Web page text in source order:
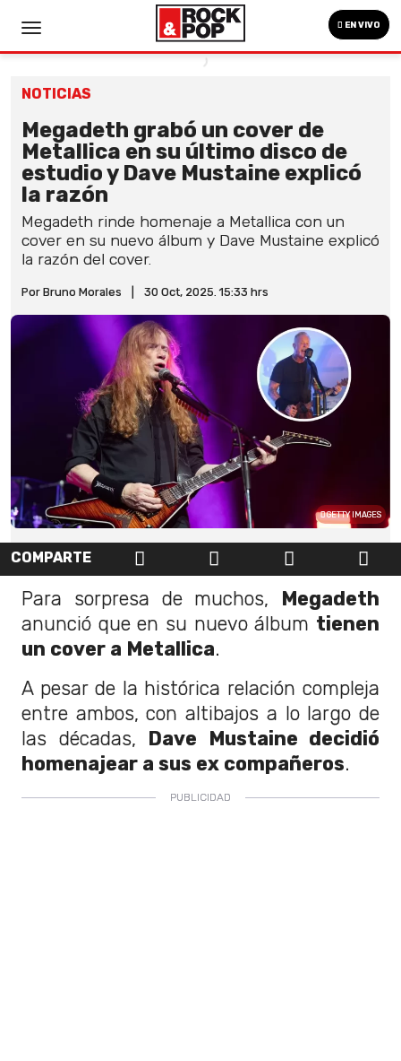
EN VIVO
NOTICIAS
Megadeth grabó un cover de
Metallica en su último disco de
estudio y Dave Mustaine explicó
la razón
Megadeth rinde homenaje a Metallica con un
cover en su nuevo álbum y Dave Mustaine explicó
la razón del cover.
Por Bruno Morales 30 Oct, 2025. 15:33 hrs
GETTY IMAGES
COMPARTE
Para sorpresa de muchos, Megadeth
anunció que en su nuevo álbum tienen
un cover a Metallica.
A pesar de la histórica relación compleja
entre ambos, con altibajos a lo largo de
las décadas, Dave Mustaine decidió
homenajear a sus ex compañeros.